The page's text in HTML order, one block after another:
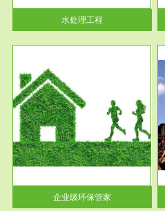
水处理工程
给侧结...
企业级环保管家
服务范围
固体危险废物处理
固体废物解释：固体废物是指人
们在生产建设、日常生活和其他
活动中...